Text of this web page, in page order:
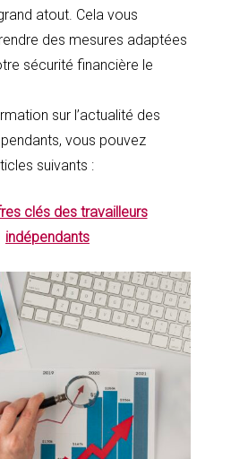
atout. Cela vous
des mesures adaptées
sécurité financière le
sur l’actualité des
vous pouvez
suivants :
clés des travailleurs
indépendants